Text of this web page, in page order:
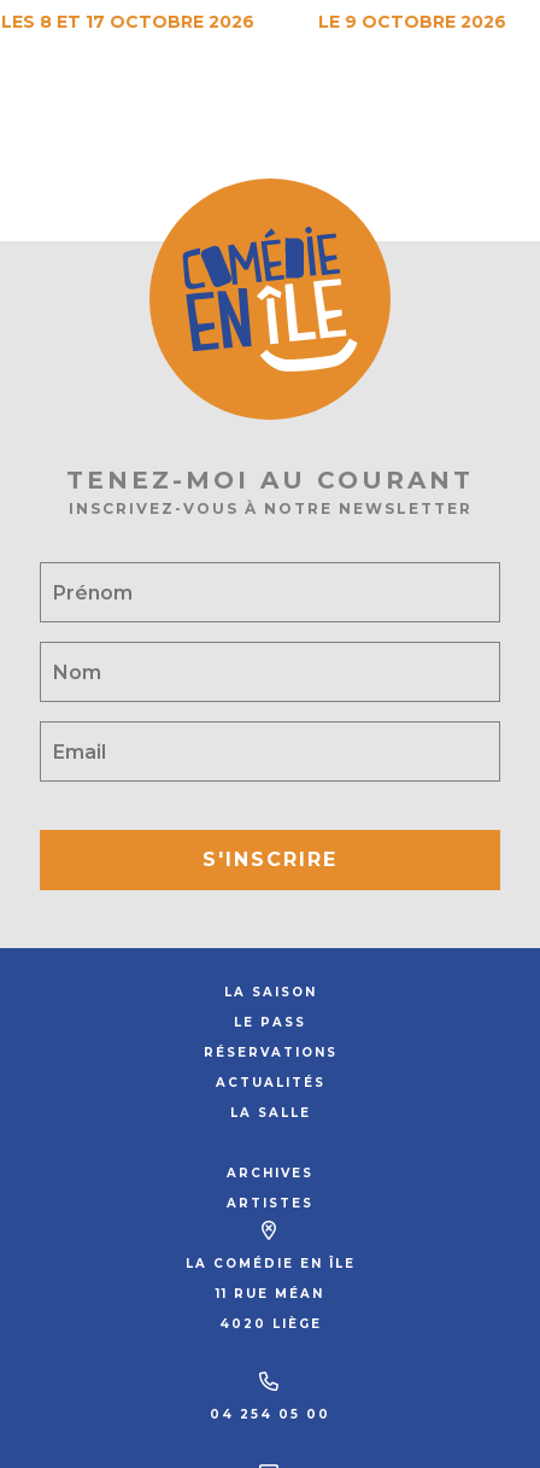
LES 8 ET 17 OCTOBRE 2026 LE 9 OCTOBRE 2026
TENEZ-MOI AU COURANT
INSCRIVEZ-VOUS À NOTRE NEWSLETTER
S'INSCRIRE
LA SAISON
LE PASS
RÉSERVATIONS
ACTUALITÉS
LA SALLE
ARCHIVES
ARTISTES
LA COMÉDIE EN ÎLE
11 RUE MÉAN
4020 LIÈGE
04 254 05 00